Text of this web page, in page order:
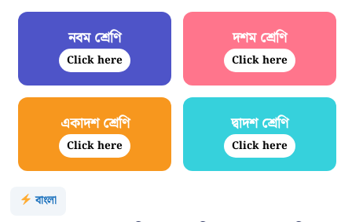
নবম শ্রেণি
Click here
দশম শ্রেণি
Click here
একাদশ শ্রেণি
Click here
দ্বাদশ শ্রেণি
Click here
বাংলা